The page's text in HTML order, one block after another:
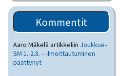
Kommentit
Aaro Mäkelä artikkeliin Joukkue-
SM 1.-2.8. – ilmoittautuminen
päättynyt